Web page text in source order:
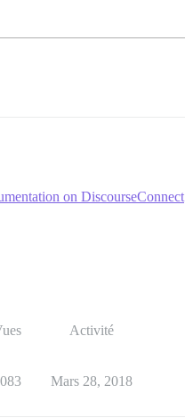
on DiscourseConnect
Activité
Mars 28, 2018